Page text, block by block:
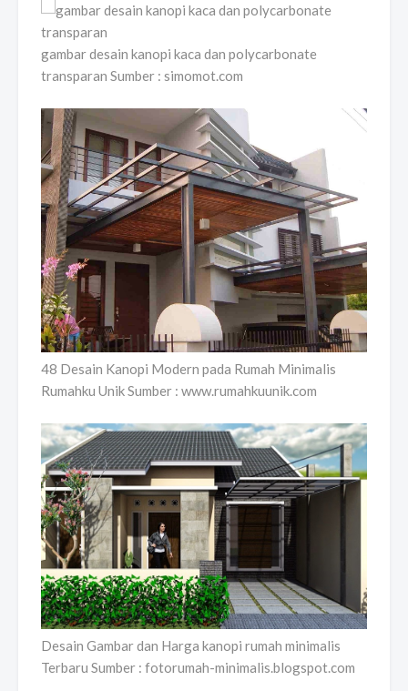
gambar desain kanopi kaca dan polycarbonate
transparan Sumber : simomot.com
48 Desain Kanopi Modern pada Rumah Minimalis
Rumahku Unik Sumber : www.rumahkuunik.com
Desain Gambar dan Harga kanopi rumah minimalis
Terbaru Sumber : fotorumah-minimalis.blogspot.com